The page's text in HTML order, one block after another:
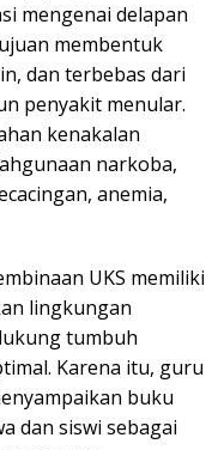
mengenai delapan
membentuk
dan terbebas dari
penyakit menular.
kenakalan
narkoba,
anemia,
UKS memiliki
lingkungan
tumbuh
Karena itu, guru
buku
dan siswi sebagai